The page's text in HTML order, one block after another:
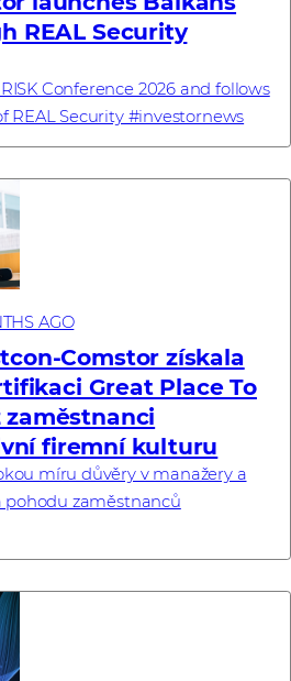
REAL Security
Conference 2026 and follows
REAL Security #investornews
AGO
Comstor získala
Great Place To
firemní kulturu
míru důvěry v manažery a
pohodu zaměstnanců